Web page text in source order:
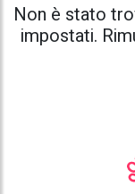
Non è stato
impostati.